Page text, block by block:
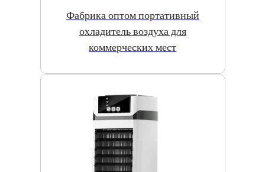
Фабрика оптом портативный
охладитель воздуха для
коммерческих мест